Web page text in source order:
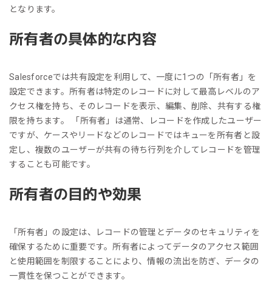
となります。
所有者の具体的な内容
Salesforceでは共有設定を利用して、一度に1つの「所有者」を
設定できます。所有者は特定のレコードに対して最高レベルのア
クセス権を持ち、そのレコードを表示、編集、削除、共有する権
限を持ちます。 「所有者」は通常、レコードを作成したユーザー
ですが、ケースやリードなどのレコードではキューを所有者と設
定し、複数のユーザーが共有の待ち行列を介してレコードを管理
することも可能です。
所有者の目的や効果
「所有者」の設定は、レコードの管理とデータのセキュリティを
確保するために重要です。所有者によってデータのアクセス範囲
と使用範囲を制限することにより、情報の流出を防ぎ、データの
一貫性を保つことができます。